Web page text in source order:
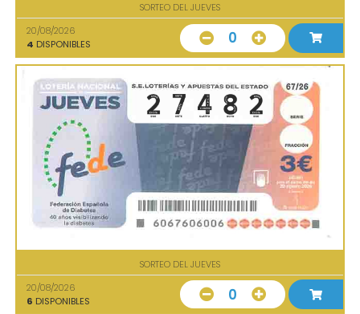
SORTEO DEL JUEVES
20/08/2026
4 DISPONIBLES 0
SORTEO DEL JUEVES
20/08/2026
6 DISPONIBLES 0